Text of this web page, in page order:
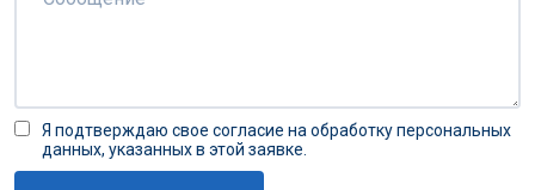
Я подтверждаю свое согласие на обработку персональных
данных, указанных в этой заявке.